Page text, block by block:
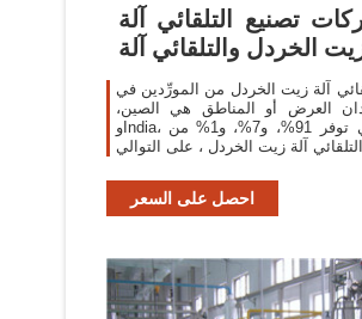
تصنيع التلقائي آلة
الخردل والتلقائي آلة
1111 التلقائي آلة زيت الخردل من المورِّدين في
العرض أو المناطق هي الصين،
وIndia، وماليزيا ، والتي توفر 91%، و7%، و1% من
احصل على السعر